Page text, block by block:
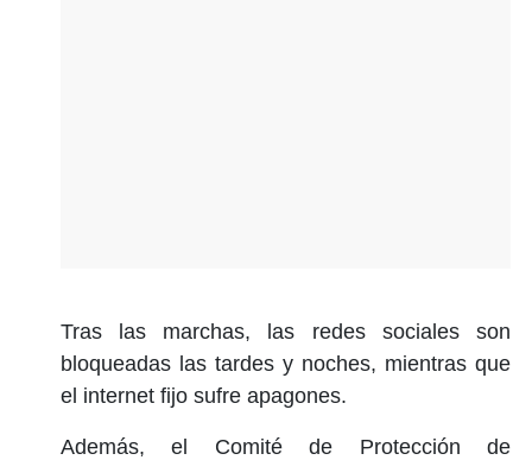
Tras las marchas, las redes sociales son
bloqueadas las tardes y noches, mientras que
el internet fijo sufre apagones.
Además, el Comité de Protección de